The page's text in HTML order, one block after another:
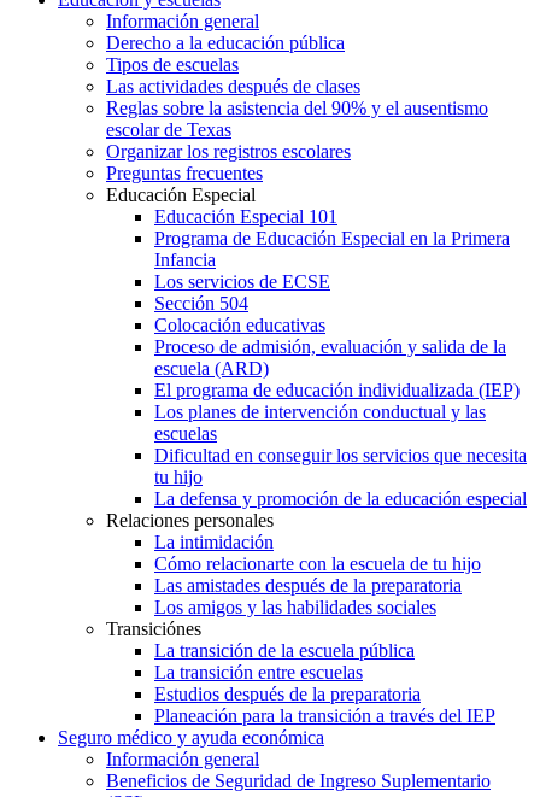
Información general
Derecho a la educación pública
Tipos de escuelas
Las actividades después de clases
Reglas sobre la asistencia del 90% y el ausentismo
escolar de Texas
Organizar los registros escolares
Preguntas frecuentes
Educación Especial
Educación Especial 101
Programa de Educación Especial en la Primera
Infancia
Los servicios de ECSE
Sección 504
Colocación educativas
Proceso de admisión, evaluación y salida de la
escuela (ARD)
El programa de educación individualizada (IEP)
Los planes de intervención conductual y las
escuelas
Dificultad en conseguir los servicios que necesita
tu hijo
La defensa y promoción de la educación especial
Relaciones personales
La intimidación
Cómo relacionarte con la escuela de tu hijo
Las amistades después de la preparatoria
Los amigos y las habilidades sociales
Transiciónes
La transición de la escuela pública
La transición entre escuelas
Estudios después de la preparatoria
Planeación para la transición a través del IEP
Seguro médico y ayuda económica
Información general
Beneficios de Seguridad de Ingreso Suplementario